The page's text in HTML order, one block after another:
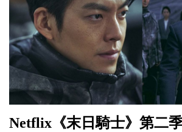
Netflix《末日騎士》第二